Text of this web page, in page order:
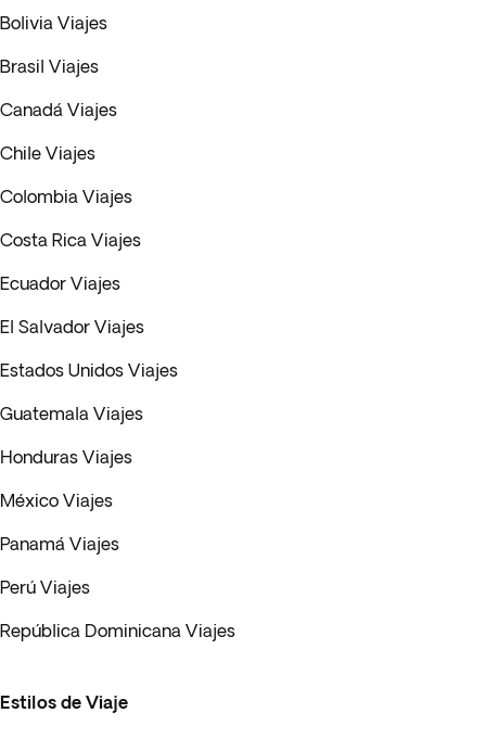
Bolivia Viajes
Brasil Viajes
Canadá Viajes
Chile Viajes
Colombia Viajes
Costa Rica Viajes
Ecuador Viajes
El Salvador Viajes
Estados Unidos Viajes
Guatemala Viajes
Honduras Viajes
México Viajes
Panamá Viajes
Perú Viajes
República Dominicana Viajes
Estilos de Viaje